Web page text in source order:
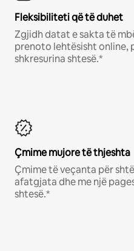
Fleksibiliteti që të duhet
Zgjidh datat e sakta të
prenoto lehtësisht online,
shkresurina shtesë.*
Çmime mujore të thjeshta
Çmime të veçanta për
afatgjata dhe me një
shtesë.*